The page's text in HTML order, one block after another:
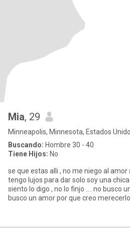
Mia, 29
Minneapolis, Minnesota, Estados
Buscando: Hombre 30 - 40
Tiene Hijos: No
se que estas alli , no me niego al
tengo lujos para dar solo soy una
siento lo digo , no lo finjo .... no busco